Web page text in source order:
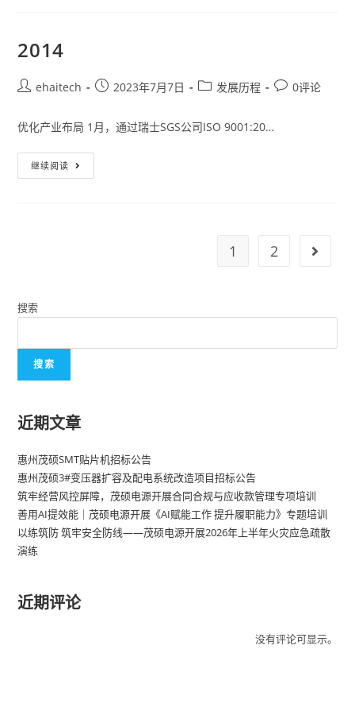
2014
ehaitech 2023年7月7日 发展历程 0评论
优化产业布局 1月，通过瑞士SGS公司ISO 9001:20…
继续阅读
1 2
搜索
搜索
近期文章
惠州茂硕SMT贴片机招标公告
惠州茂硕3#变压器扩容及配电系统改造项目招标公告
筑牢经营风控屏障，茂硕电源开展合同合规与应收款管理专项培训
善用AI提效能｜茂硕电源开展《AI赋能工作 提升履职能力》专题培训
以练筑防 筑牢安全防线——茂硕电源开展2026年上半年火灾应急疏散
演练
近期评论
没有评论可显示。